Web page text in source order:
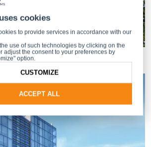
cookies
to provide services in accordance with our
use of such technologies by clicking on the
adjust the consent to your preferences by
option.
ACCEPT ALL
CUSTOMIZE